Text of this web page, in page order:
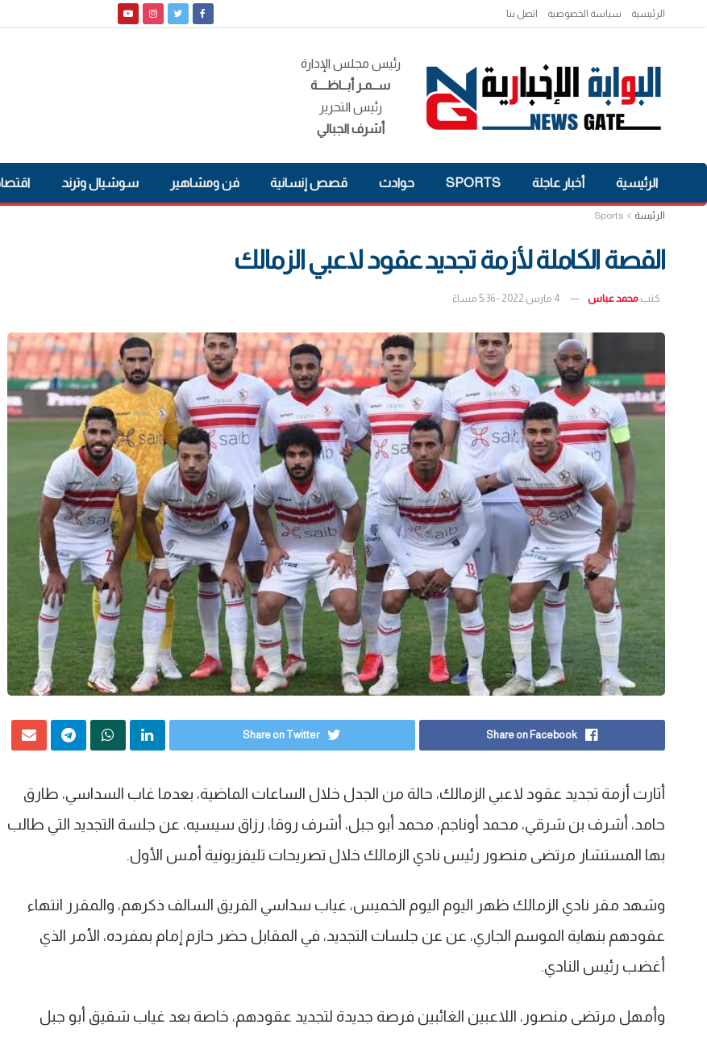
الرئيسية سياسة الخصوصية اتصل بنا
رئيس مجلس الإدارة
ســمـر أبــاظــــة
رئيس التحرير
أشرف الجبالي
الرئيسية أخبار عاجلة SPORTS حوادث قصص إنسانية فن ومشاهير سوشيال وترند
الرئيسة Sports
القصة الكاملة لأزمة تجديد عقود لاعبي الزمالك
كتب محمد عباس 4 مارس 2022 - 5:36 مساءً
Share on Facebook
Share on Twitter
أثارت أزمة تجديد عقود لاعبي الزمالك، حالة من الجدل خلال الساعات الماضية، بعدما غاب السداسي، طارق
حامد، أشرف بن شرقي، محمد أوناجم، محمد أبو جبل، أشرف روقا، رزاق سيسيه، عن جلسة التجديد التي طالب
بها المستشار مرتضى منصور رئيس نادي الزمالك خلال تصريحات تليفزيونية أمس الأول.
وشهد مقر نادي الزمالك ظهر اليوم اليوم الخميس، غياب سداسي الفريق السالف ذكرهم، والمقرر انتهاء
عقودهم بنهاية الموسم الجاري، عن عن جلسات التجديد، في المقابل حضر حازم إمام بمفرده، الأمر الذي
أغضب رئيس النادي.
وأمهل مرتضى منصور، اللاعبين الغائبين فرصة جديدة لتجديد عقودهم، خاصة بعد غياب شقيق أبو جبل